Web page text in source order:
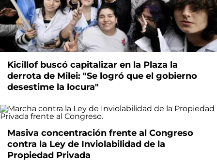
Kicillof buscó capitalizar en la Plaza la
derrota de Milei: "Se logró que el gobierno
desestime la locura"
Masiva concentración frente al Congreso
contra la Ley de Inviolabilidad de la
Propiedad Privada